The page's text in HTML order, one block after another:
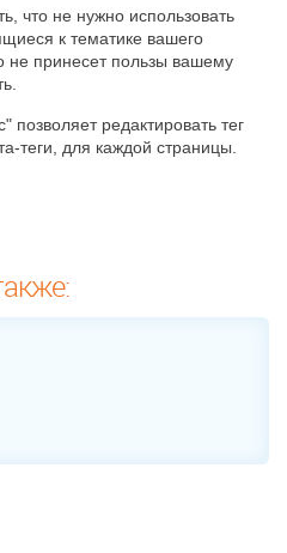
что не нужно использовать
к тематике вашего
не принесет пользы вашему
позволяет редактировать тег
теги, для каждой страницы.